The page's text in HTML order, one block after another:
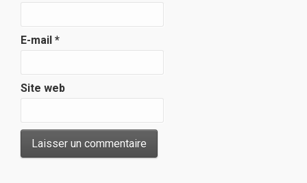
E-mail *
Site web